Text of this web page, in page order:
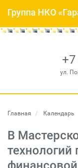
ул.
Группа НКО
Главная Календарь
В